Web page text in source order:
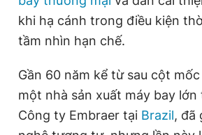
Theo dõi báo trên
Hotline
0906 645 777
Liên hệ
0908
khi hạ cánh trong điều kiện
tầm nhìn hạn chế.
Gần 60 năm kể từ sau cột
một nhà sản xuất máy bay lớn
Công ty Embraer tại Brazil, đã